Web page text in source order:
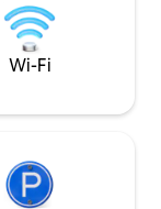
l'extérieur. Idéal
groupes à la
style et de
inoubliables dans
authentique.
Wi-Fi